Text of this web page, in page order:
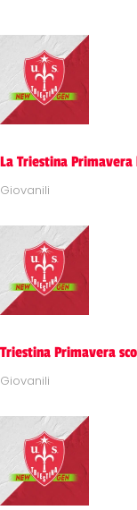
La Triestina
Giovanili
Triestina Primavera
Giovanili